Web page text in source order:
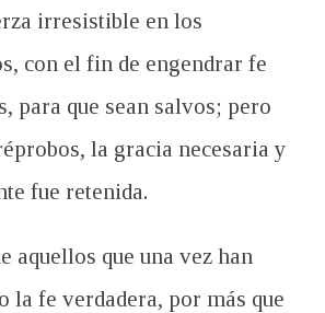
irresistible en los
con el fin de engendrar fe
para que sean salvos; pero
la gracia necesaria y
fue retenida.
aquellos que una vez han
la fe verdadera, por más que